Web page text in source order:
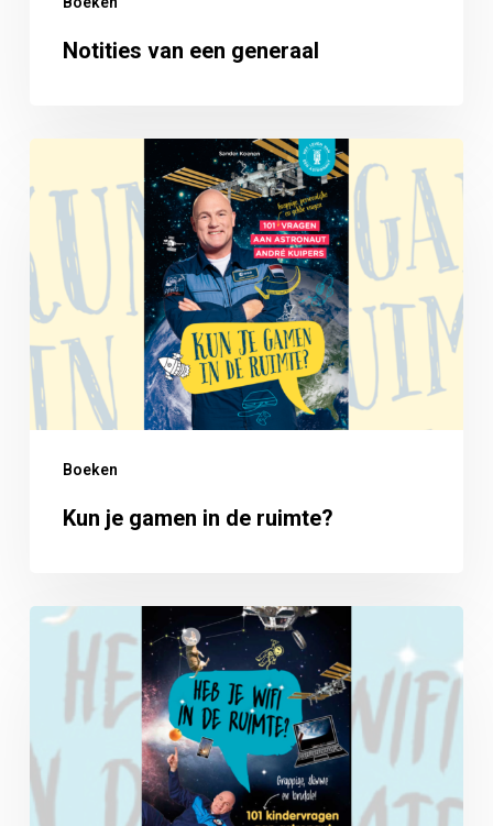
Notities van een generaal
Boeken
je
gamen
in
de
ruimte?
Kun je gamen in de ruimte?
Heb
de
ruimte?